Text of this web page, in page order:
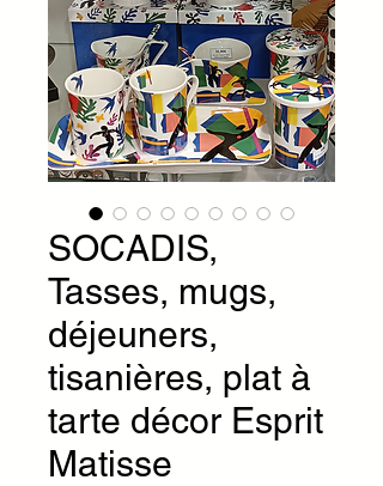
SOCADIS,
Tasses, mugs,
déjeuners,
tisanières, plat à
tarte décor Esprit
Matisse